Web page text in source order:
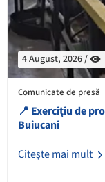
4 August, 2026 /
Comunicate de presă
📍 Exercițiu de
Buiucani
Citește mai mult